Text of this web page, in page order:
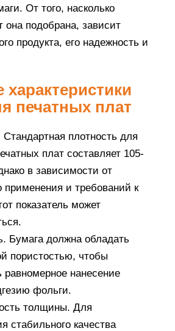
От того, насколько
она подобрана, зависит
продукта, его надежность и
печатных плат
Стандартная плотность для
плат составляет 105-
в зависимости от
применения и требований к
показатель может
Бумага должна обладать
пористостью, чтобы
равномерное нанесение
фольги.
толщины. Для
стабильного качества